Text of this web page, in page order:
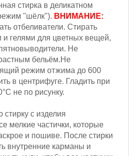
стирка в деликатном
"шёлк"). ВНИМАНИЕ:
отбеливатели. Стирать
и гелями для цветных вещей,
Не
бельём.Не
режим отжима до 600
в центрифуге. Гладить при
не по рисунку.
стирку с изделия
мелкие частички, которые
и пошиве. После стирки
внутренние карманы и